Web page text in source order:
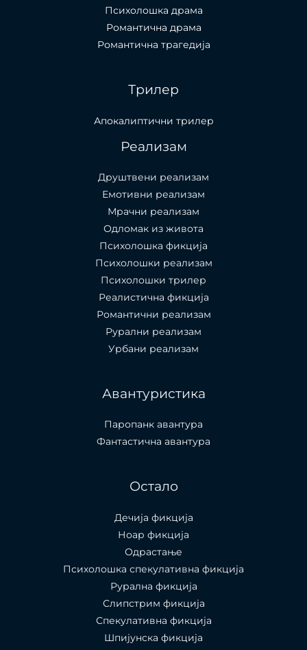
Психолошка драма
Романтична драма
Романтична трагедија
Трилер
Апокалиптични трилер
Реализам
Друштвени реализам
Емотивни реализам
Мрачни реализам
Одломак из живота
Психолошкa фикција
Психолошки реализам
Психолошки трилер
Реалистична фикција
Романтични реализам
Рурални реализам
Урбани реализам
Авантуристика
Паропанк авантура
Фантастична авантура
Остало
Дечија фикција
Ноар фикција
Одрастање
Психолошка спекулативна фикција
Рурална фикција
Слипстрим фикција
Спекулативна фикција
Шпијунска фикција